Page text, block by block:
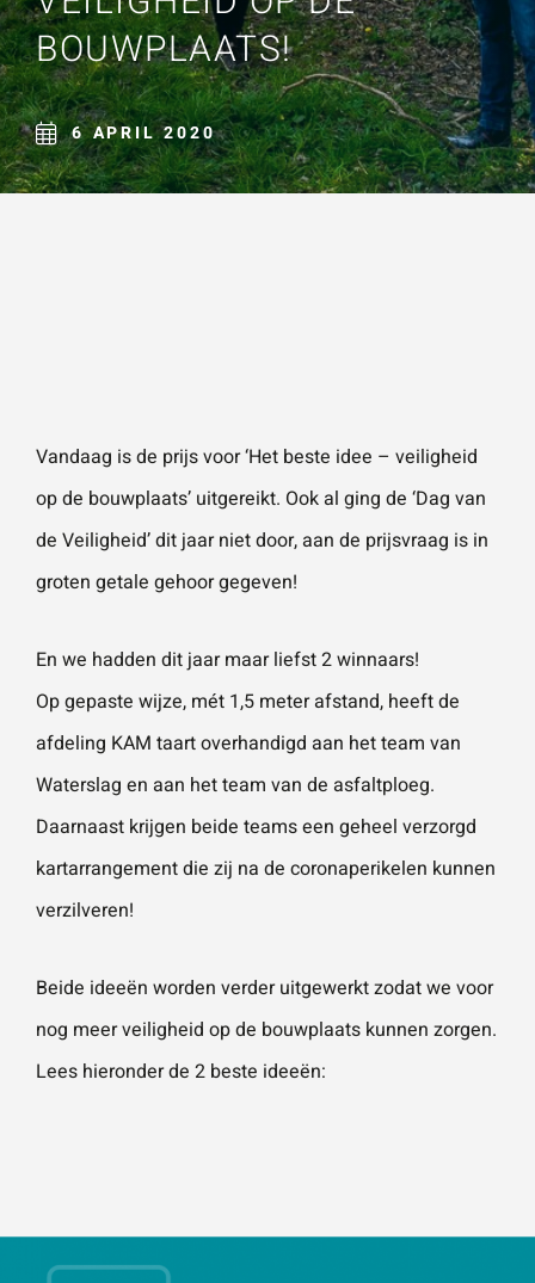
Naam
E-mailadres*
Wat is 5 + 5?*
VERSTUUR JE AANVRAAG
ZOEKEN
Gebruik het
contactform
ulier voor je
vragen en
opmerkingen
met één van
onze
vestigingen.
E-mailadres *
BOUWPLAATS!
6 APRIL 2020
Vandaag is de prijs voor ‘Het beste idee – veiligheid
op de bouwplaats’ uitgereikt. Ook al ging de ‘Dag van
de Veiligheid’ dit jaar niet door, aan de prijsvraag is in
groten getale gehoor gegeven!
En we hadden dit jaar maar liefst 2 winnaars!
Op gepaste wijze, mét 1,5 meter afstand, heeft de
afdeling KAM taart overhandigd aan het team van
Waterslag en aan het team van de asfaltploeg.
Daarnaast krijgen beide teams een geheel verzorgd
kartarrangement die zij na de coronaperikelen kunnen
verzilveren!
Beide ideeën worden verder uitgewerkt zodat we voor
nog meer veiligheid op de bouwplaats kunnen zorgen.
Lees hieronder de 2 beste ideeën: